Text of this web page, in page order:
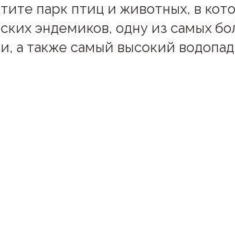
парк птиц и животных, в
эндемиков, одну из самых
а также самый высокий